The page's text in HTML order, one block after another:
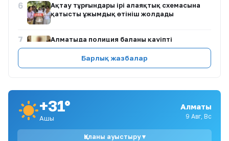
6
Ақтау тұрғындары ірі алаяқтық схемасына
қатысты ұжымдық өтініш жолдады
7
Алматыда полиция баланы қауіпті
жағдайдан құтқарды
өтемақы емес
9
Ақтаулық ана Жұлдыз Азанова Астанада
денсаулық сақтау министрімен кездесуді
Барлық жазбалар
+31°
Ашық
Алматы
9 Авг, Вс
Қаланы ауыстыру ▾